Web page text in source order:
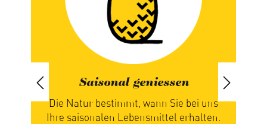
Saisonal geniessen
Die Natur bestimmt, wann Sie bei uns
Ihre saisonalen Lebensmittel erhalten.